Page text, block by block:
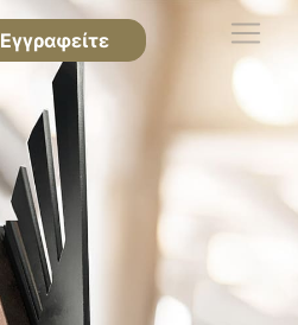
Εγγραφείτε